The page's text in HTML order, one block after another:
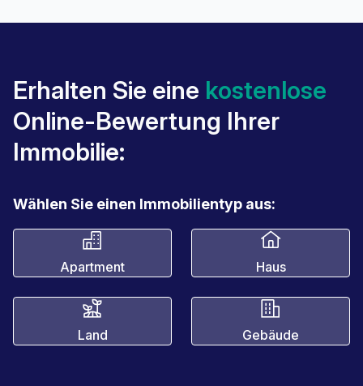
Erhalten Sie eine kostenlose
Online-Bewertung Ihrer
Immobilie:
Wählen Sie einen Immobilientyp aus:
Apartment Haus
Land Gebäude